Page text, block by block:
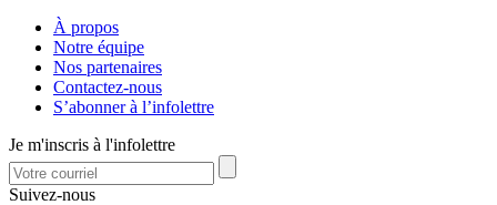
À propos
Notre équipe
Nos partenaires
Contactez-nous
S’abonner à l’infolettre
Je m'inscris à l'infolettre
Suivez-nous